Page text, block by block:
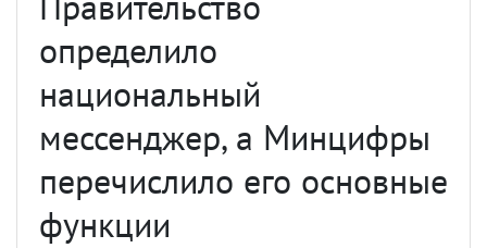
определило
национальный
мессенджер, а Минцифры
перечислило его основные
функции